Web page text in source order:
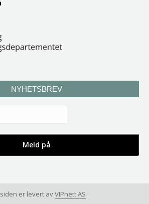
NYHETSBREV
er levert avVIPnett AS